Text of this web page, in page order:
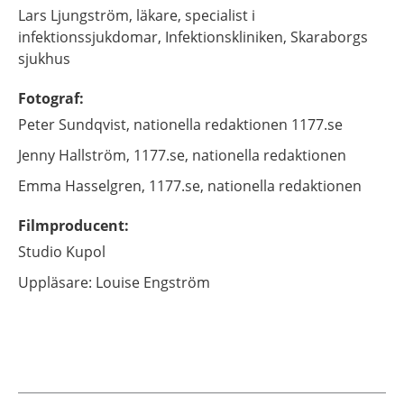
Lars Ljungström, läkare, specialist i
infektionssjukdomar, Infektionskliniken, Skaraborgs
sjukhus
Fotograf:
Peter Sundqvist, nationella redaktionen 1177.se
Jenny Hallström, 1177.se, nationella redaktionen
Emma Hasselgren, 1177.se, nationella redaktionen
Filmproducent:
Studio Kupol
Uppläsare: Louise Engström